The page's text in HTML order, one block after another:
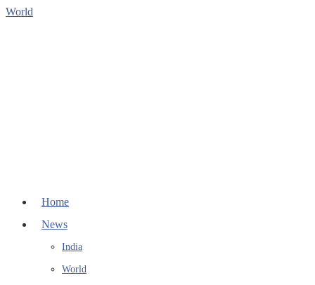
Home
News
India
World